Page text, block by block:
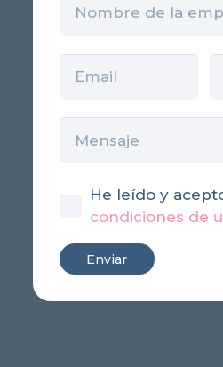
He leído y
condiciones de